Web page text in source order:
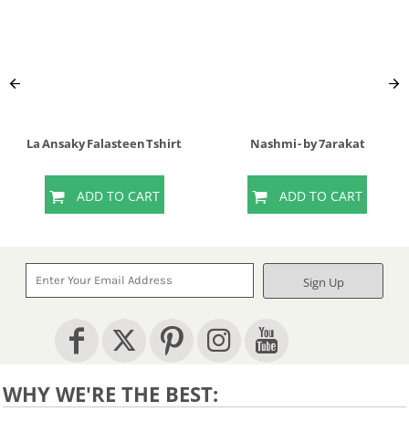
La Ansaky Falasteen Tshirt
ADD TO CART
Nashmi - by 7arakat
ADD TO CART
Sign Up
WHY WE'RE THE BEST: